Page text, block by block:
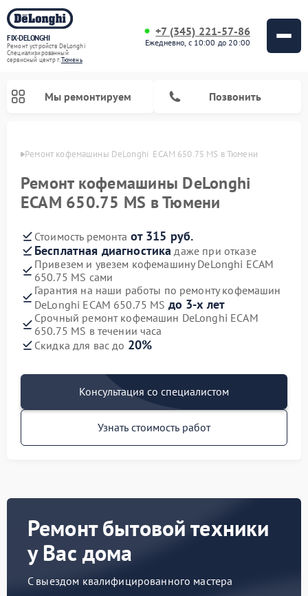
FIX-DELONGHI
Ремонт устройств DeLonghi
Специализированный
cервисный центр г.Тюмень
+7 (345) 221-57-86
Ежедневно, с 10:00 до 20:00
Мы ремонтируем Позвонить
Ремонт кофемашины DeLonghi  ECAM 650.75 MS в Тюмени
Ремонт кофемашины DeLonghi
ECAM 650.75 MS в Тюмени
Стоимость ремонта от 315 руб.
Бесплатная диагностика даже при отказе
Привезем и увезем кофемашину DeLonghi ECAM
650.75 MS сами
Гарантия на наши работы по ремонту кофемашин
DeLonghi ECAM 650.75 MS до 3-х лет
Срочный ремонт кофемашин DeLonghi ECAM
650.75 MS в течении часа
Скидка для вас до 20%
Консультация со специалистом
Узнать стоимость работ
Ремонт бытовой техники
у Вас дома
С выездом квалифицированного мастера